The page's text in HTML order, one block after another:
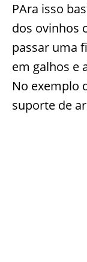
PAra isso
dos ovinhos
passar uma
em galhos e
No exemplo
suporte de